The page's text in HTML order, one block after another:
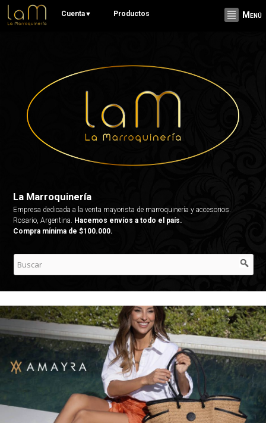
contenido
Cuenta▼ Productos
La Marroquinería
Empresa dedicada a la venta mayorista de marroquinería y accesorios.
Rosario, Argentina. Hacemos envíos a todo el país.
Compra mínima de $100.000.
La Marroquinería
Menú